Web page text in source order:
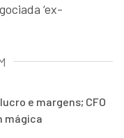
‘ex-
e margens; CFO
mágica